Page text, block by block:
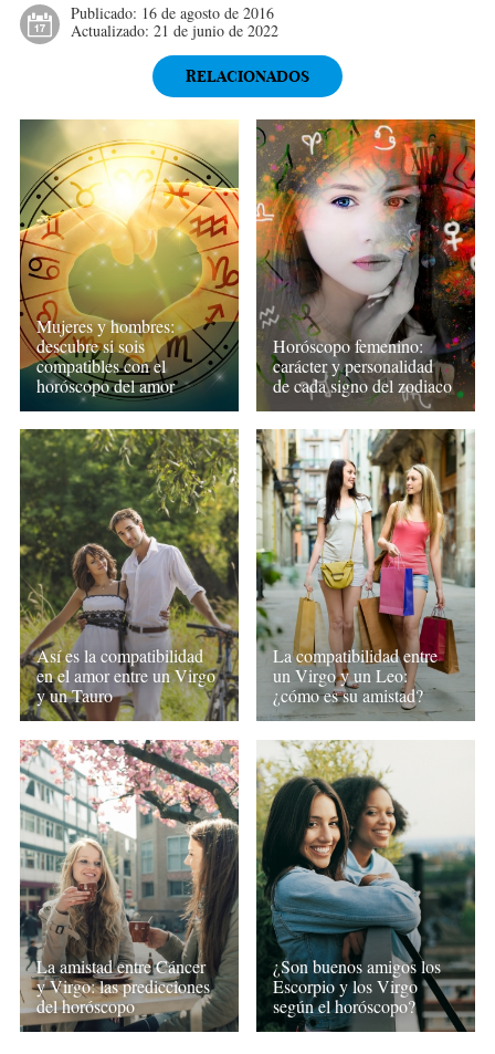
Publicado: 16 de agosto de 2016
Actualizado: 21 de junio de 2022
RELACIONADOS
Mujeres y hombres:
descubre si sois
compatibles con el
horóscopo del amor
Horóscopo femenino:
carácter y personalidad
de cada signo del zodiaco
Así es la compatibilidad
en el amor entre un Virgo
y un Tauro
La compatibilidad entre
un Virgo y un Leo:
¿cómo es su amistad?
La amistad entre Cáncer
y Virgo: las predicciones
del horóscopo
¿Son buenos amigos los
Escorpio y los Virgo
según el horóscopo?